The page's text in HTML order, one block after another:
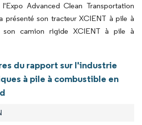
Advanced Clean Transportation
présenté son tracteur XCIENT à pile à
son camion rigide XCIENT à pile à
du rapport sur l'industrie
à pile à combustible en